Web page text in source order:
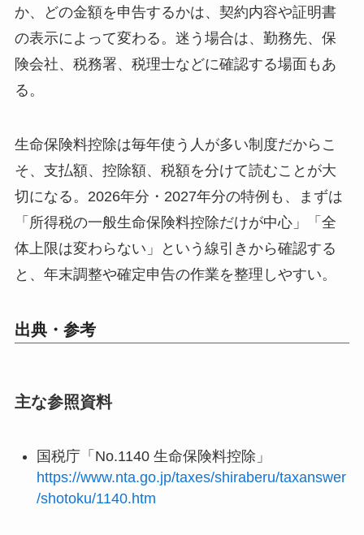
か、どの金額を申告するかは、契約内容や証明書
の表示によって変わる。迷う場合は、勤務先、保
険会社、税務署、税理士などに確認する場面もあ
る。
生命保険料控除は毎年使う人が多い制度だからこ
そ、支払額、控除額、税額を分けて読むことが大
切になる。2026年分・2027年分の特例も、まずは
「所得税の一般生命保険料控除だけが中心」「全
体上限は変わらない」という線引きから確認する
と、年末調整や確定申告の作業を整理しやすい。
出典・参考
主な参照資料
国税庁「No.1140 生命保険料控除」
https://www.nta.go.jp/taxes/shiraberu/taxanswer
/shotoku/1140.htm